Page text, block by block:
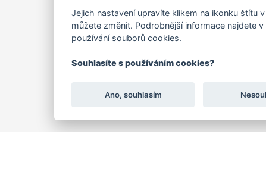
FAKTURAČNÍ ADRESA
Praha 4 - Nusle, 140 00
Jejich nastavení upravíte klikem na ikonku štítu
můžete změnit. Podrobnější informace najdete
používání souborů cookies.
Souhlasíte s používáním cookies?
Ano, souhlasím